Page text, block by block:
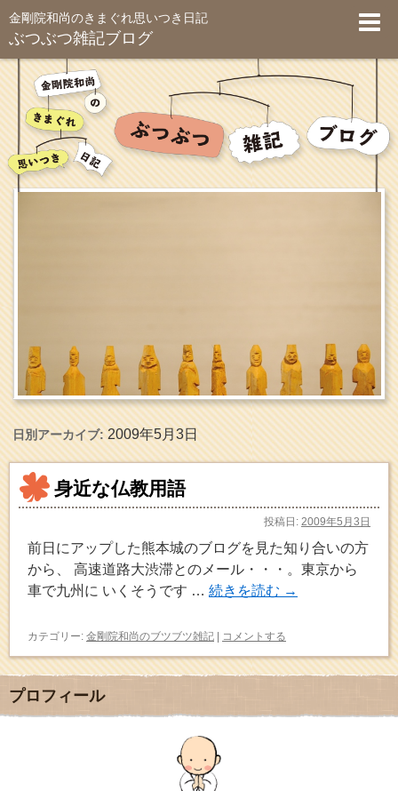
金剛院和尚のきまぐれ思いつき日記
ぶつぶつ雑記ブログ
日別アーカイブ:2009年5月3日
身近な仏教用語
投稿日: 2009年5月3日
前日にアップした熊本城のブログを見た知り合いの方
から、 高速道路大渋滞とのメール・・・。東京から
車で九州に いくそうです … 続きを読む →
カテゴリー: 金剛院和尚のブツブツ雑記 | コメントする
プロフィール